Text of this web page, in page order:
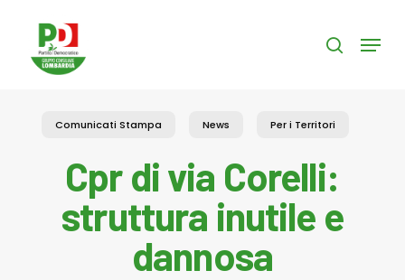
content
search
Menu
Comunicati Stampa News Per i Territori
Cpr di via Corelli:
struttura inutile e
dannosa